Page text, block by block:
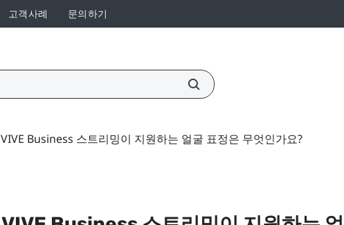
고객사례 문의하기
VIVE Business 스트리밍이 지원하는 얼굴 표정은 무엇인가요?